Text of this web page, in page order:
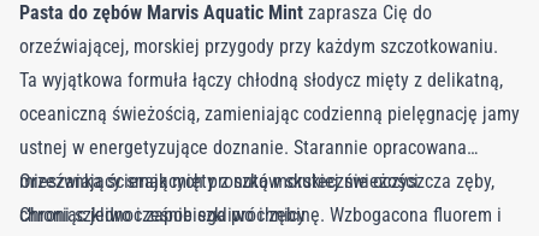
Pasta do zębów Marvis Aquatic Mint zaprasza Cię do
orzeźwiającej, morskiej przygody przy każdym szczotkowaniu.
Ta wyjątkowa formuła łączy chłodną słodycz mięty z delikatną,
oceaniczną świeżością, zamieniając codzienną pielęgnację jamy
ustnej w energetyzujące doznanie. Starannie opracowana
mieszanka ścierających proszków skutecznie oczyszcza zęby,
chroniąc jednocześnie szkliwo i zębinę. Wzbogacona fluorem i
Orzeźwiający smak mięty z nutą morskiej świeżości
Chroni szkliwo i zapobiega próchnicy